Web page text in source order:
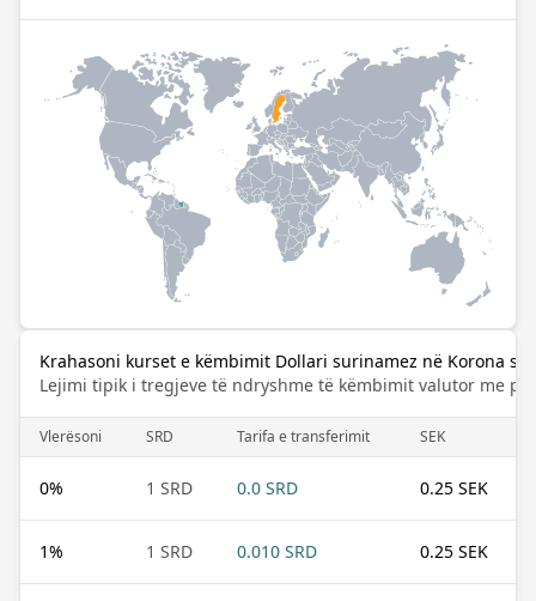
Krahasoni kurset e këmbimit Dollari surinamez në Korona
Lejimi tipik i tregjeve të ndryshme të këmbimit valutor me
Vlerësoni SRD Tarifa e transferimit SEK
0% 1 SRD 0.0 SRD 0.25 SEK
1% 1 SRD 0.010 SRD 0.25 SEK